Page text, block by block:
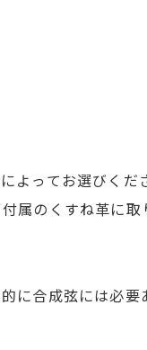
よってお選びくだ
属のくすね革に
に合成弦には必要